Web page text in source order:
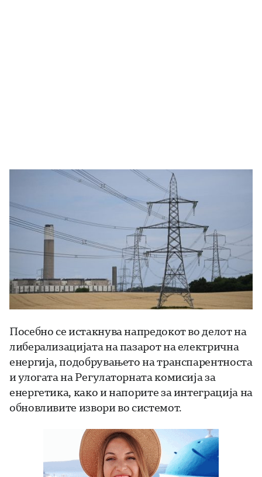
Посебно се истакнува напредокот во делот на
либерализацијата на пазарот на електрична
енергија, подобрувањето на транспарентноста
и улогата на Регулаторната комисија за
енергетика, како и напорите за интеграција на
обновливите извори во системот.